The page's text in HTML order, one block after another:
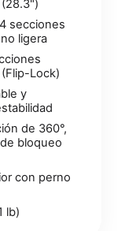
secciones
ligera
Lock)
y
de 360°,
bloqueo
con perno
lb)